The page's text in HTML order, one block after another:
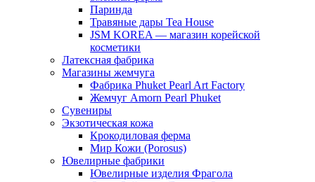
Паринда
Травяные дары Tea House
JSM KOREA — магазин корейской
косметики
Латексная фабрика
Магазины жемчуга
Фабрика Phuket Pearl Art Factory
Жемчуг Amorn Pearl Phuket
Сувениры
Экзотическая кожа
Крокодиловая ферма
Мир Кожи (Porosus)
Ювелирные фабрики
Ювелирные изделия Фрагола